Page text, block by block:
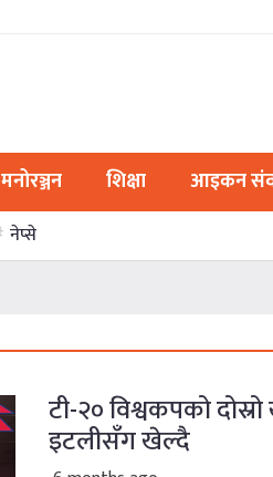
मनोरञ्जन शिक्षा आइकन
नेप्से
टी-२० विश्वकपको
इटलीसँग खेल्दै